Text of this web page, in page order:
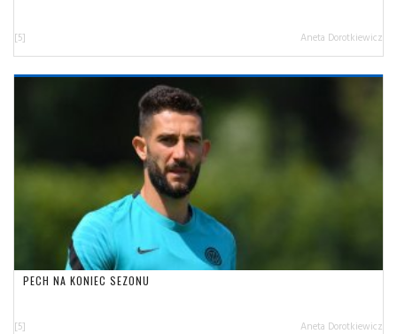
[5] Aneta Dorotkiewicz
PECH NA KONIEC SEZONU
[5] Aneta Dorotkiewicz